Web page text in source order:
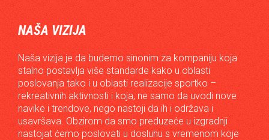
NAŠA VIZIJA
Naša vizija je da budemo sinonim za kompaniju koja
stalno postavlja više standarde kako u oblasti
poslovanja tako i u oblasti realizacije sportko –
rekreativnih aktivnosti i koja, ne samo da uvodi nove
navike i trendove, nego nastoji da ih i održava i
usavršava. Obzirom da smo preduzeće u izgradnji
nastojat ćemo poslovati u dosluhu s vremenom koje